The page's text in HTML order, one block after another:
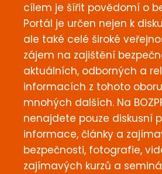
cílem je šířit povědomí o
Portál je určen nejen k
ale také celé široké
zájem na zajištění
aktuálních, odborných a
informacích z tohoto
mnohých dalších. Na
nenajdete pouze diskusní
informace, články a
bezpečnosti, fotografie,
zajímavých kurzů a